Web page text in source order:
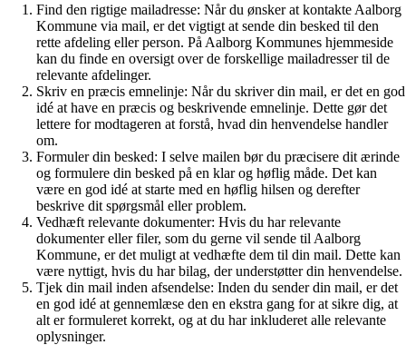
Find den rigtige mailadresse: Når du ønsker at kontakte Aalborg
Kommune via mail, er det vigtigt at sende din besked til den
rette afdeling eller person. På Aalborg Kommunes hjemmeside
kan du finde en oversigt over de forskellige mailadresser til de
relevante afdelinger.
Skriv en præcis emnelinje: Når du skriver din mail, er det en god
idé at have en præcis og beskrivende emnelinje. Dette gør det
lettere for modtageren at forstå, hvad din henvendelse handler
om.
Formuler din besked: I selve mailen bør du præcisere dit ærinde
og formulere din besked på en klar og høflig måde. Det kan
være en god idé at starte med en høflig hilsen og derefter
beskrive dit spørgsmål eller problem.
Vedhæft relevante dokumenter: Hvis du har relevante
dokumenter eller filer, som du gerne vil sende til Aalborg
Kommune, er det muligt at vedhæfte dem til din mail. Dette kan
være nyttigt, hvis du har bilag, der understøtter din henvendelse.
Tjek din mail inden afsendelse: Inden du sender din mail, er det
en god idé at gennemlæse den en ekstra gang for at sikre dig, at
alt er formuleret korrekt, og at du har inkluderet alle relevante
oplysninger.